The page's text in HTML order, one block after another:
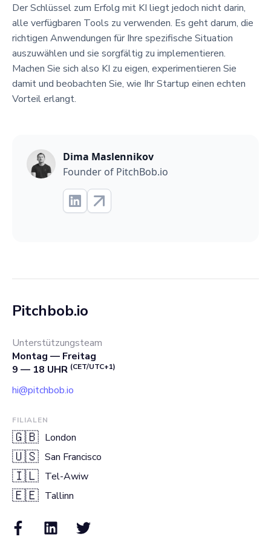
Der Schlüssel zum Erfolg mit KI liegt jedoch nicht darin,
alle verfügbaren Tools zu verwenden. Es geht darum, die
richtigen Anwendungen für Ihre spezifische Situation
auszuwählen und sie sorgfältig zu implementieren.
Machen Sie sich also KI zu eigen, experimentieren Sie
damit und beobachten Sie, wie Ihr Startup einen echten
Vorteil erlangt.
Dima Maslennikov
Founder of PitchBob.io
Pitchbob.io
Unterstützungsteam
Montag — Freitag
9 — 18 UHR (CET/UTC+1)
hi@pitchbob.io
FILIALEN
🇬🇧 London
🇺🇸 San Francisco
🇮🇱 Tel-Awiw
🇪🇪 Tallinn